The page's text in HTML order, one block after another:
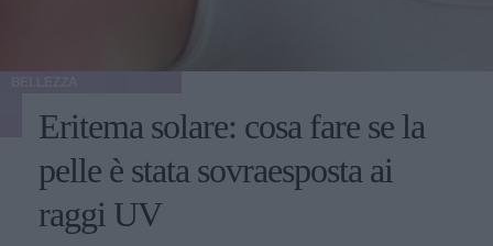
Eritema solare: cosa fare se la
pelle è stata sovraesposta ai
raggi UV